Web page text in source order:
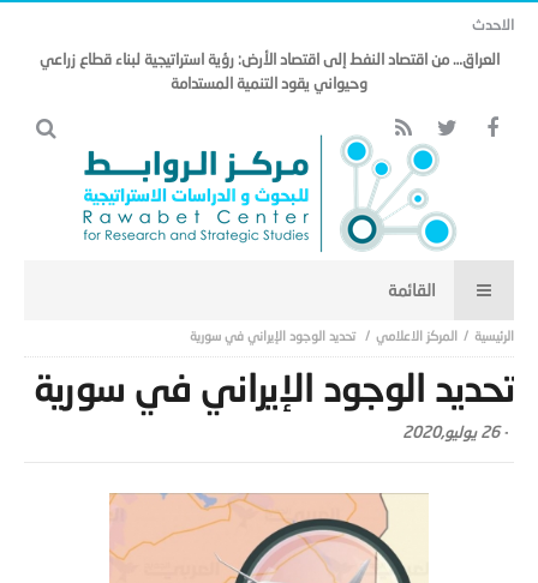
الاحدث
العراق… من اقتصاد النفط إلى اقتصاد الأرض: رؤية استراتيجية لبناء قطاع زراعي
وحيواني يقود التنمية المستدامة
المركز الاعلامي تحديد الوجود الإيراني في سورية
تحديد الوجود الإيراني في سورية
-26 يوليو,2020